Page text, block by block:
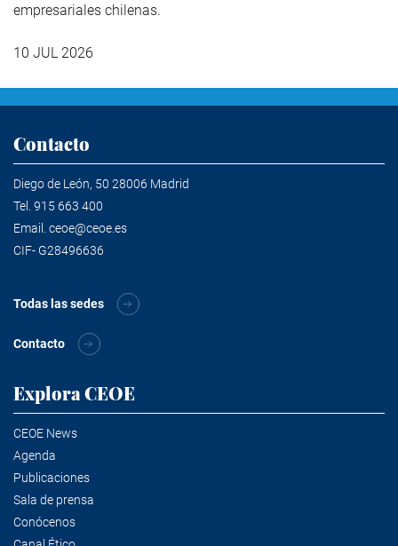
empresariales chilenas.
10 JUL 2026
Contacto
Diego de León, 50 28006 Madrid
Tel. 915 663 400
Email. ceoe@ceoe.es
CIF- G28496636
Todas las sedes
Contacto
Explora CEOE
CEOE News
Agenda
Publicaciones
Sala de prensa
Conócenos